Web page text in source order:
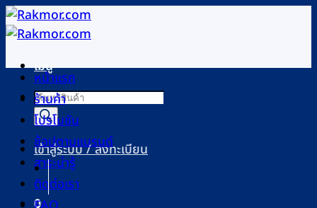
ข้าม
ไป
เนื้อหาเมนู
Products
search
เข้าสู่ระบบ / ลงทะเบียน
0
หน้าแรก
ร้านค้า
โปรโมชัน
ช้อปตามแบรนด์
สาระน่ารู้
ติดต่อเรา